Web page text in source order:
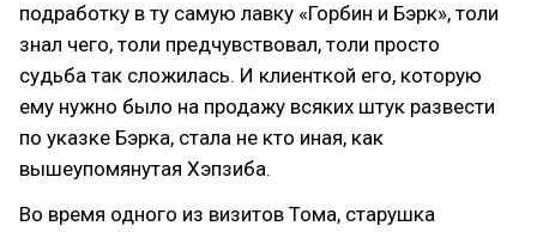
подработку в ту самую лавку «Горбин и Бэрк», толи
знал чего, толи предчувствовал, толи просто
судьба так сложилась. И клиенткой его, которую
ему нужно было на продажу всяких штук развести
по указке Бэрка, стала не кто иная, как
вышеупомянутая Хэпзиба.
Во время одного из визитов Тома, старушка